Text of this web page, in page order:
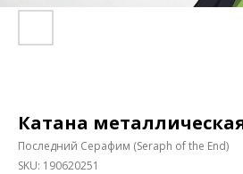
Катана
Последний Серафим (Seraph of the End)
SKU: 190620251